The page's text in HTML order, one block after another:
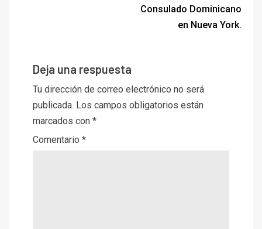
Consulado Dominicano
en Nueva York.
Deja una respuesta
Tu dirección de correo electrónico no será
publicada. Los campos obligatorios están
marcados con *
Comentario *